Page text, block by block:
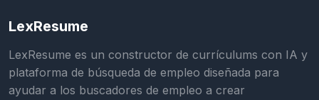
LexResume
LexResume es un constructor de currículums con IA y
plataforma de búsqueda de empleo diseñada para
ayudar a los buscadores de empleo a crear